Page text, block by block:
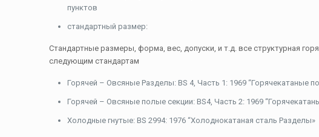
пунктов
стандартный размер:
Стандартные размеры, форма, вес, допуски, и т.д. все структурная
следующим стандартам
Горячей – Овсяные Разделы: BS 4, Часть 1: 1969 “Горячекатаные
Горячей – Овсяные полые секции: BS4, Часть 2: 1969
Холодные гнутые: BS 2994: 1976 “Холоднокатаная сталь Разделы»